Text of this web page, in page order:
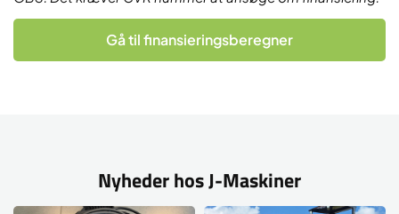
Gå til finansieringsberegner
Nyheder hos J-Maskiner